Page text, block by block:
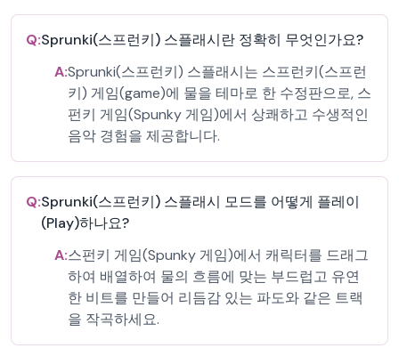
Q:Sprunki(스프런키) 스플래시란 정확히 무엇인가요?
A:Sprunki(스프런키) 스플래시는 스프런키(스프런
키) 게임(game)에 물을 테마로 한 수정판으로, 스
펀키 게임(Spunky 게임)에서 상쾌하고 수생적인
음악 경험을 제공합니다.
Q:Sprunki(스프런키) 스플래시 모드를 어떻게 플레이
(Play)하나요?
A:스펀키 게임(Spunky 게임)에서 캐릭터를 드래그
하여 배열하여 물의 흐름에 맞는 부드럽고 유연
한 비트를 만들어 리듬감 있는 파도와 같은 트랙
을 작곡하세요.